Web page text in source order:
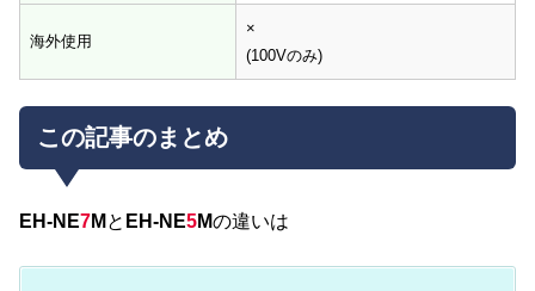
海外使用
×
(100Vのみ)
この記事のまとめ
EH-NE7M と EH-NE5Mの違いは